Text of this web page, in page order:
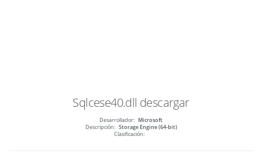
Sqlcese40.dll descargar
Desarrollador: Microsoft
Descripción: Storage Engine (64-bit)
Clasificación: